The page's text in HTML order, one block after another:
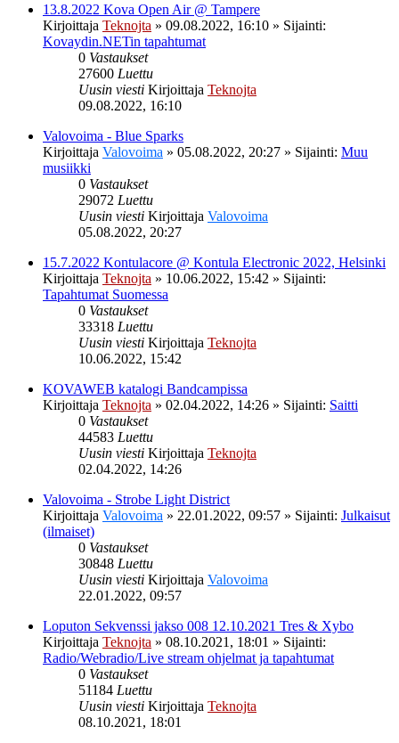
13.8.2022 Kova Open Air @ Tampere
Kirjoittaja Teknojta » 09.08.2022, 16:10 » Sijainti:
Kovaydin.NETin tapahtumat
0 Vastaukset
27600 Luettu
Uusin viesti Kirjoittaja Teknojta
09.08.2022, 16:10
Valovoima - Blue Sparks
Kirjoittaja Valovoima » 05.08.2022, 20:27 » Sijainti: Muu
musiikki
0 Vastaukset
29072 Luettu
Uusin viesti Kirjoittaja Valovoima
05.08.2022, 20:27
15.7.2022 Kontulacore @ Kontula Electronic 2022, Helsinki
Kirjoittaja Teknojta » 10.06.2022, 15:42 » Sijainti:
Tapahtumat Suomessa
0 Vastaukset
33318 Luettu
Uusin viesti Kirjoittaja Teknojta
10.06.2022, 15:42
KOVAWEB katalogi Bandcampissa
Kirjoittaja Teknojta » 02.04.2022, 14:26 » Sijainti: Saitti
0 Vastaukset
44583 Luettu
Uusin viesti Kirjoittaja Teknojta
02.04.2022, 14:26
Valovoima - Strobe Light District
Kirjoittaja Valovoima » 22.01.2022, 09:57 » Sijainti: Julkaisut
(ilmaiset)
0 Vastaukset
30848 Luettu
Uusin viesti Kirjoittaja Valovoima
22.01.2022, 09:57
Loputon Sekvenssi jakso 008 12.10.2021 Tres & Xybo
Kirjoittaja Teknojta » 08.10.2021, 18:01 » Sijainti:
Radio/Webradio/Live stream ohjelmat ja tapahtumat
0 Vastaukset
51184 Luettu
Uusin viesti Kirjoittaja Teknojta
08.10.2021, 18:01